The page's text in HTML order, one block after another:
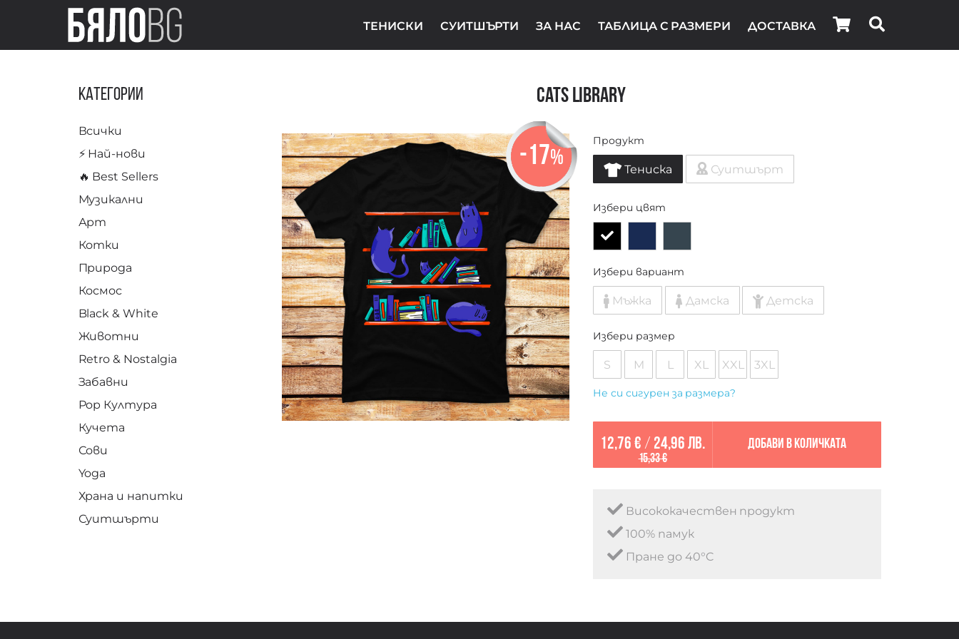
ТЕНИСКИ СУИТШЪРТИ ЗА НАС ТАБЛИЦА С РАЗМЕРИ ДОСТАВКА
Категории
Всички
⚡️ Най-нови
🔥 Best Sellers
Музикални
Арт
Котки
Природа
Космос
Black & White
Животни
Retro & Nostalgia
Забавни
Pop Култура
Кучета
Сови
Yoga
Храна и напитки
Суитшърти
Cats Library
-17%
Продукт
Тениска Суитшърт
Избери цвят
Избери вариант
Мъжка Дамска Детска
Избери размер
S M L XL XXL 3XL
Не си сигурен за размера?
12,76 € / 24,96 лв.
15,33 €
Добави в количката
Висококачествен продукт
100% памук
Пране до 40°C